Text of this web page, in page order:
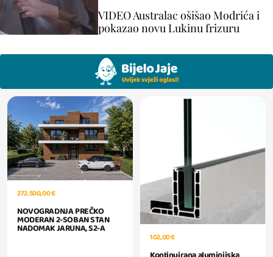
VIDEO Australac ošišao Modrića i
pokazao novu Lukinu frizuru
272.500,00 €
NOVOGRADNJA PREČKO
MODERAN 2-SOBAN STAN
NADOMAK JARUNA, S2-A
102,00 €